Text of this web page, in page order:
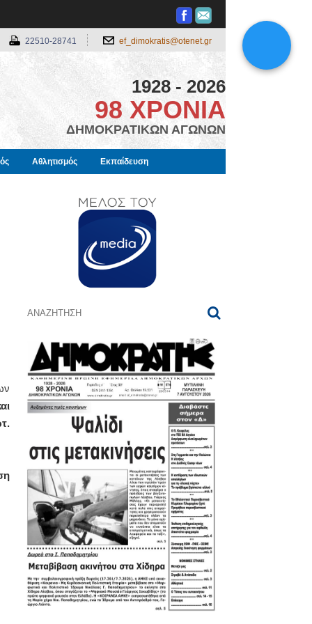
22510-28741 ef_dimokratis@otenet.gr
1928 - 2026
98 ΧΡΟΝΙΑ
ΔΗΜΟΚΡΑΤΙΚΩΝ ΑΓΩΝΩΝ
Αθλητισμός Εκπαίδευση